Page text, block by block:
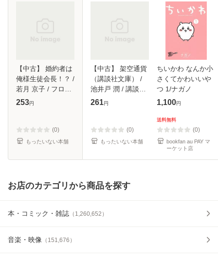
【中古】 婚約者は
俺様生徒会長！？ /
若月 京子 / フロン
ティアワークス [文
253円
(0)
もったいない本舗
【中古】 架空通貨
（講談社文庫） /
池井戸 潤 / 講談社
[文庫]【メール便送
261円
(0)
もったいない本舗
ちいかわ なんか小
さくてかわいいや
つ 1/ナガノ
1,100円
送料無料
(0)
bookfan au PAY マ
ーケット店
お店のカテゴリから商品を探す
本・コミック・雑誌 （ 1,260,652 ）
音楽・映像 （ 151,676 ）